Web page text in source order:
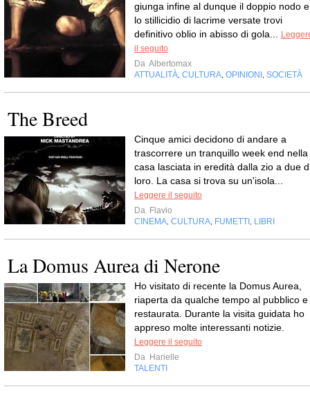
giunga infine al dunque il doppio nodo e
lo stillicidio di lacrime versate trovi
definitivo oblio in abisso di gola...
il seguito
Da Albertomax
ATTUALITÀ CULTURA OPINIONI SOCIETÀ
The Breed
Cinque amici decidono di andare a
trascorrere un tranquillo week end nella
casa lasciata in eredità dalla zio a due
loro. La casa si trova su un'isola...
Leggere il seguito
Da Flavio
CINEMA CULTURA FUMETTI LIBRI
La Domus Aurea di Nerone
Ho visitato di recente la Domus Aurea,
riaperta da qualche tempo al pubblico e
restaurata. Durante la visita guidata ho
appreso molte interessanti notizie.
Leggere il seguito
Da Harielle
TALENTI